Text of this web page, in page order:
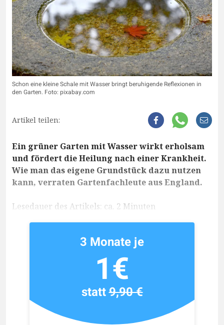
Schon eine kleine Schale mit Wasser bringt beruhigende Reflexionen in
den Garten. Foto: pixabay.com
Artikel teilen:
Ein grüner Garten mit Wasser wirkt erholsam
und fördert die Heilung nach einer Krankheit.
Wie man das eigene Grundstück dazu nutzen
kann, verraten Gartenfachleute aus England.
Lesedauer des Artikels: ca. 2 Minuten
3 Monate je
1€
statt9,90 €